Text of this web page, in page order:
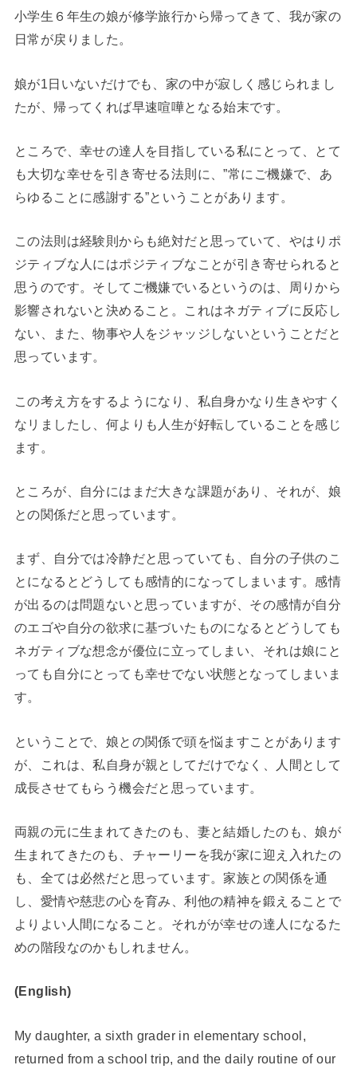
小学生６年生の娘が修学旅行から帰ってきて、我が家の
日常が戻りました。
娘が1日いないだけでも、家の中が寂しく感じられまし
たが、帰ってくれば早速喧嘩となる始末です。
ところで、幸せの達人を目指している私にとって、とて
も大切な幸せを引き寄せる法則に、”常にご機嫌で、あ
らゆることに感謝する”ということがあります。
この法則は経験則からも絶対だと思っていて、やはりポ
ジティブな人にはポジティブなことが引き寄せられると
思うのです。そしてご機嫌でいるというのは、周りから
影響されないと決めること。これはネガティブに反応し
ない、また、物事や人をジャッジしないということだと
思っています。
この考え方をするようになり、私自身かなり生きやすく
なリましたし、何よりも人生が好転していることを感じ
ます。
ところが、自分にはまだ大きな課題があり、それが、娘
との関係だと思っています。
まず、自分では冷静だと思っていても、自分の子供のこ
とになるとどうしても感情的になってしまいます。感情
が出るのは問題ないと思っていますが、その感情が自分
のエゴや自分の欲求に基づいたものになるとどうしても
ネガティブな想念が優位に立ってしまい、それは娘にと
っても自分にとっても幸せでない状態となってしまいま
す。
ということで、娘との関係で頭を悩ますことがあります
が、これは、私自身が親としてだけでなく、人間として
成長させてもらう機会だと思っています。
両親の元に生まれてきたのも、妻と結婚したのも、娘が
生まれてきたのも、チャーリーを我が家に迎え入れたの
も、全ては必然だと思っています。家族との関係を通
し、愛情や慈悲の心を育み、利他の精神を鍛えることで
よりよい人間になること。それがが幸せの達人になるた
めの階段なのかもしれません。
(English)
My daughter, a sixth grader in elementary school,
returned from a school trip, and the daily routine of our